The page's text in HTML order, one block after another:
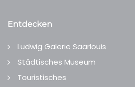
Entdecken
Ludwig Galerie Saarlouis
Städtisches Museum
Touristisches